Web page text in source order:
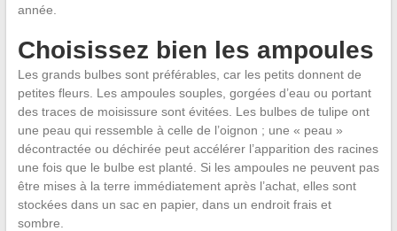
année.
Choisissez bien les ampoules
Les grands bulbes sont préférables, car les petits donnent de
petites fleurs. Les ampoules souples, gorgées d’eau ou portant
des traces de moisissure sont évitées. Les bulbes de tulipe ont
une peau qui ressemble à celle de l’oignon ; une « peau »
décontractée ou déchirée peut accélérer l’apparition des racines
une fois que le bulbe est planté. Si les ampoules ne peuvent pas
être mises à la terre immédiatement après l’achat, elles sont
stockées dans un sac en papier, dans un endroit frais et
sombre.